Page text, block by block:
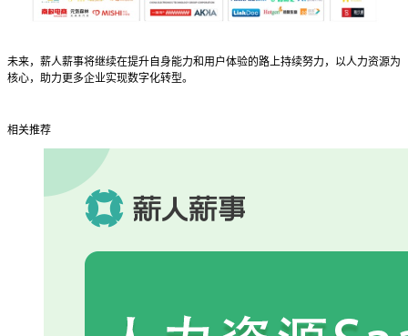
未来，薪人薪事将继续在提升自身能力和用户体验的路上持续努力，以人力资源为
核心，助力更多企业实现数字化转型。
相关推荐